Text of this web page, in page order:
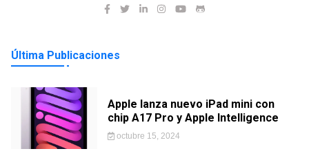
Última Publicaciones
Apple lanza nuevo iPad mini con
chip A17 Pro y Apple Intelligence
octubre 15, 2024